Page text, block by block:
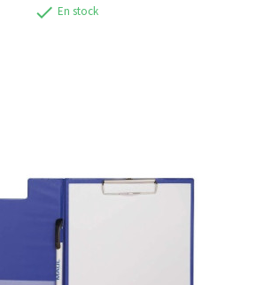
check En stock